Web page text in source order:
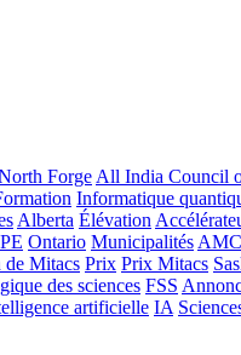
Forge All India Council
Informatique
Alberta Élévation
Ontario Municipalités
Mitacs Prix Prix Mitacs
des sciences FSS
artificielle IA